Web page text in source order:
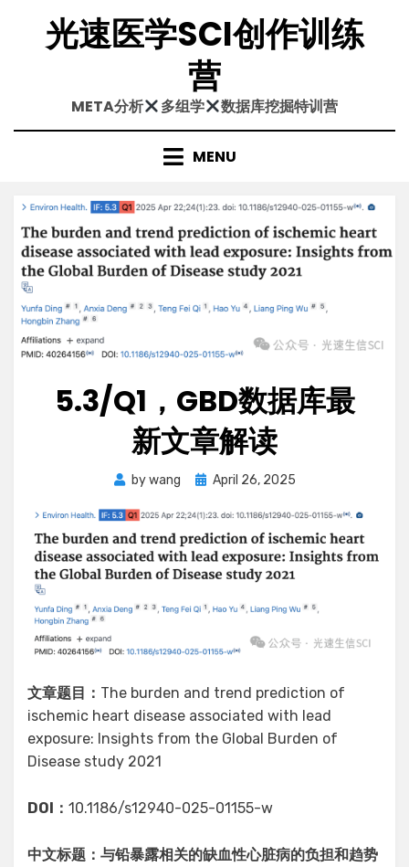
content光速医学SCI创作训练
营
META分析 多组学 数据库挖掘特训营
MENU
5.3/Q1，GBD数据库最
新文章解读
bywang
Posted
April 26, 2025
文章题目： The burden and trend prediction of
ischemic heart disease associated with lead
exposure: Insights from the Global Burden of
Disease study 2021
DOI： 10.1186/s12940-025-01155-w
中文标题：与铅暴露相关的缺血性心脏病的负担和趋势